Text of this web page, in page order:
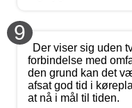
9
Der viser sig uden
forbindelse med
den grund kan det
afsat god tid i
at nå i mål til tiden.